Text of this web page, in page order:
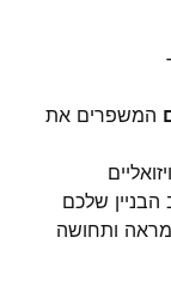
המשפרים את
שלכם
מראה ותחושה